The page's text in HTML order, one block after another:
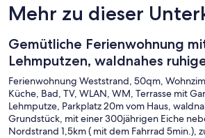
Mehr zu dieser
Gemütliche Ferienwohnung
Lehmputzen, waldnahes
Ferienwohnung Weststrand, 50qm,
Küche, Bad, TV, WLAN, WM, Terrasse mit
Lehmputze, Parkplatz 20m vom Haus,
Grundstück, mit einer 300jährigen Eiche
Nordstrand 1,5km ( mit dem Fahrrad 5min.),